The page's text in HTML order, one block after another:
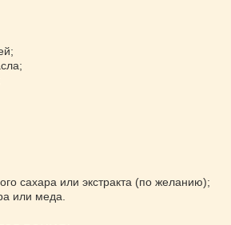
сахара или экстракта (по желанию);
или меда.